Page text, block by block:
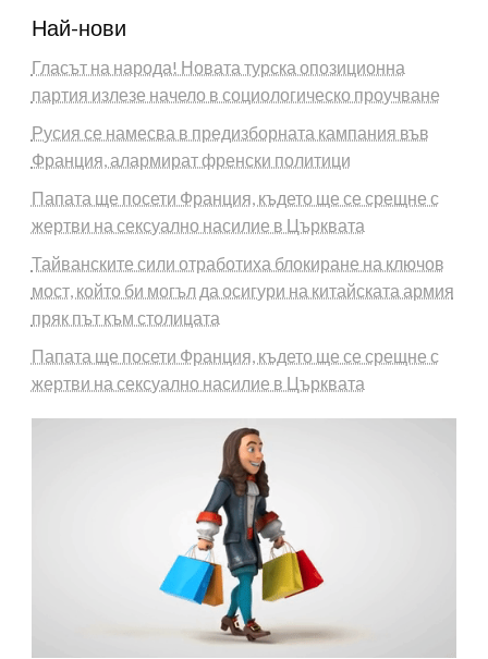
Най-нови
Гласът на народа! Новата турска опозиционна
партия излезе начело в социологическо проучване
Русия се намесва в предизборната кампания във
Франция, алармират френски политици
Папата ще посети Франция, където ще се срещне с
жертви на сексуално насилие в Църквата
Тайванските сили отработиха блокиране на ключов
мост, който би могъл да осигури на китайската армия
пряк път към столицата
Папата ще посети Франция, където ще се срещне с
жертви на сексуално насилие в Църквата